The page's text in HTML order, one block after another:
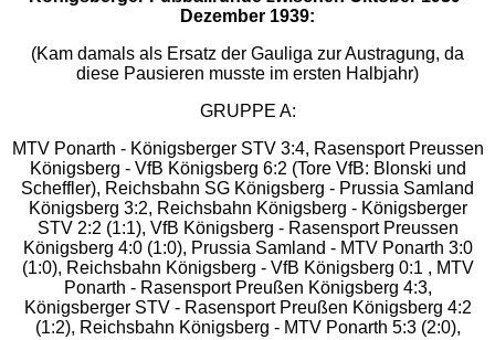
Dezember 1939:
(Kam damals als Ersatz der Gauliga zur Austragung, da
diese Pausieren musste im ersten Halbjahr)
GRUPPE A:
MTV Ponarth - Königsberger STV 3:4, Rasensport Preussen
Königsberg - VfB Königsberg 6:2 (Tore VfB: Blonski und
Scheffler), Reichsbahn SG Königsberg - Prussia Samland
Königsberg 3:2, Reichsbahn Königsberg - Königsberger
STV 2:2 (1:1), VfB Königsberg - Rasensport Preussen
Königsberg 4:0 (1:0), Prussia Samland - MTV Ponarth 3:0
(1:0), Reichsbahn Königsberg - VfB Königsberg 0:1 , MTV
Ponarth - Rasensport Preußen Königsberg 4:3,
Königsberger STV - Rasensport Preußen Königsberg 4:2
(1:2), Reichsbahn Königsberg - MTV Ponarth 5:3 (2:0),